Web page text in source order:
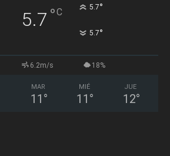
5.7 °C 5.7°
5.7°
6.2m/s 18%
MAR
11 °
MIÉ
11 °
JUE
12°